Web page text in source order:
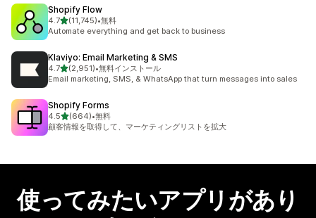
Shopify Flow
4.75つ星中
(11,745)
合計レビュー数：11745件
•無料
Automate everything and get back to business
Klaviyo: Email Marketing & SMS
4.75つ星中
(2,951)
合計レビュー数：2951件
•無料インストール
Email marketing, SMS, & WhatsApp that turn messages into sales
Shopify Forms
4.55つ星中
(664)
合計レビュー数：664件
•無料
顧客情報を取得して、マーケティングリストを拡大
使ってみたいアプリがあり